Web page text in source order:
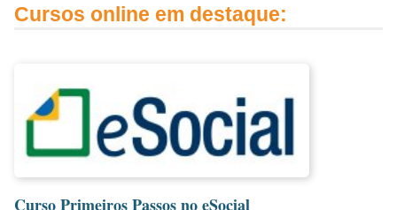
Cursos online em destaque:
Curso Primeiros Passos no eSocial